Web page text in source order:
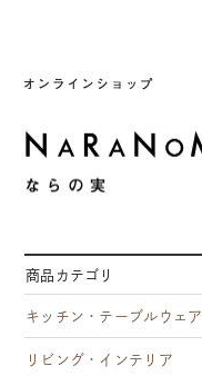
商品カテゴリ
キッチン・テーブルウェア
リビング・インテリア